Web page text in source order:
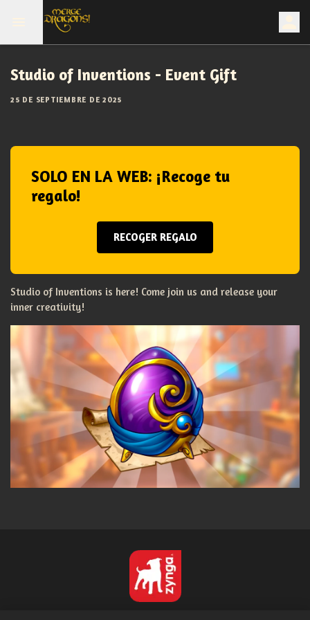
Studio of Inventions - Event Gift
25 DE SEPTIEMBRE DE 2025
SOLO EN LA WEB: ¡Recoge tu
regalo!
RECOGER REGALO
Studio of Inventions is here! Come join us and release your
inner creativity!